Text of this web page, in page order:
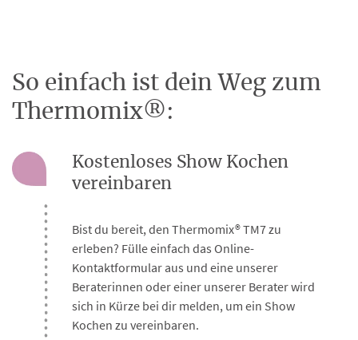
So einfach ist dein Weg zum
Thermomix®:
Kostenloses Show Kochen
vereinbaren
Bist du bereit, den Thermomix® TM7 zu
erleben? Fülle einfach das Online-
Kontaktformular aus und eine unserer
Beraterinnen oder einer unserer Berater wird
sich in Kürze bei dir melden, um ein Show
Kochen zu vereinbaren.